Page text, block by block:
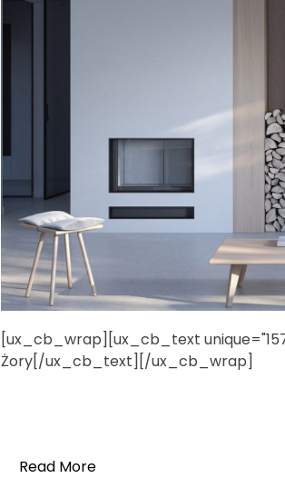
[ux_cb_wrap][ux_cb_text
Żory[/ux_cb_text][/ux_cb_wrap]
Read More